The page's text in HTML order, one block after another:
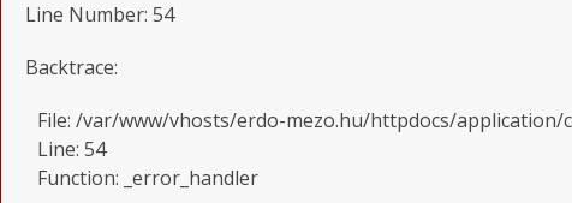
Line Number: 54
Backtrace:
File: /var/www/vhosts/erdo-mezo.hu/httpdocs/
Line: 54
Function: _error_handler